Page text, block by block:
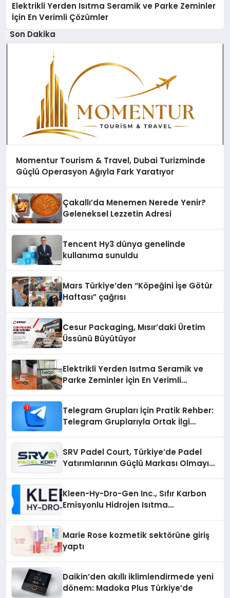
Elektrikli Yerden Isıtma Seramik ve Parke Zeminler
İçin En Verimli Çözümler
Son Dakika
Momentur Tourism & Travel, Dubai Turizminde
Güçlü Operasyon Ağıyla Fark Yaratıyor
Çakallı’da Menemen Nerede Yenir?
Geleneksel Lezzetin Adresi
Tencent Hy3 dünya genelinde
kullanıma sunuldu
Mars Türkiye’den “Köpeğini İşe Götür
Haftası” çağrısı
Cesur Packaging, Mısır’daki Üretim
Üssünü Büyütüyor
Elektrikli Yerden Isıtma Seramik ve
Parke Zeminler İçin En Verimli
Telegram Grupları İçin Pratik Rehber:
Telegram Gruplarıyla Ortak İlgi
SRV Padel Court, Türkiye’de Padel
Yatırımlarının Güçlü Markası Olmayı
Kleen-Hy-Dro-Gen Inc., Sıfır Karbon
Emisyonlu Hidrojen Isıtma
Marie Rose kozmetik sektörüne giriş
yaptı
Daikin’den akıllı iklimlendirmede yeni
dönem: Madoka Plus Türkiye’de